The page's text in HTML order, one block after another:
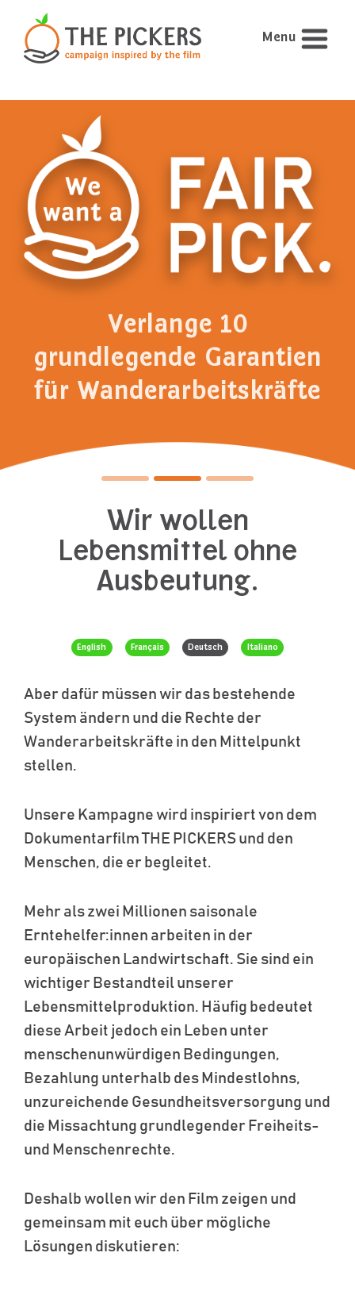
Menu
Verlange 10
grundlegende Garantien
für Wanderarbeitskräfte
Wir wollen
Lebensmittel ohne
Ausbeutung.
English Français Deutsch Italiano
Aber dafür müssen wir das bestehende
System ändern und die Rechte der
Wanderarbeitskräfte in den Mittelpunkt
stellen.
Unsere Kampagne wird inspiriert von dem
Dokumentarfilm THE PICKERS und den
Menschen, die er begleitet.
Mehr als zwei Millionen saisonale
Erntehelfer:innen arbeiten in der
europäischen Landwirtschaft. Sie sind ein
wichtiger Bestandteil unserer
Lebensmittelproduktion. Häufig bedeutet
diese Arbeit jedoch ein Leben unter
menschenunwürdigen Bedingungen,
Bezahlung unterhalb des Mindestlohns,
unzureichende Gesundheitsversorgung und
die Missachtung grundlegender Freiheits-
und Menschenrechte.
Deshalb wollen wir den Film zeigen und
gemeinsam mit euch über mögliche
Lösungen diskutieren: